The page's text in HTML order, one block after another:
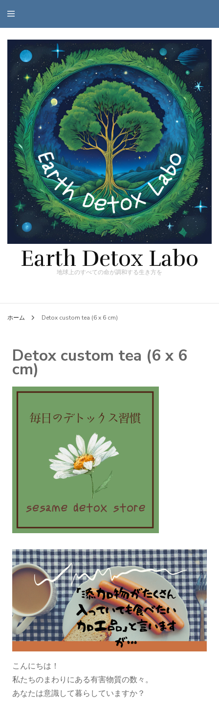
Earth Detox Labo
地球上のすべての命が調和する生き方を
ホーム Detox custom tea (6 x 6 cm)
Detox custom tea (6 x 6
cm)
こんにちは！
私たちのまわりにある有害物質の数々。
あなたは意識して暮らしていますか？